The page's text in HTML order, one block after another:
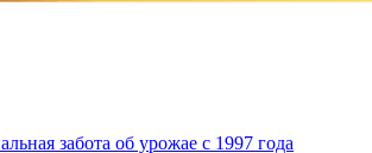
забота об урожае с 1997 года